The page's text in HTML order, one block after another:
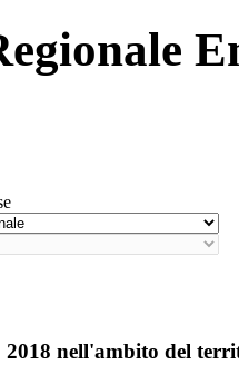
nell'ambito del